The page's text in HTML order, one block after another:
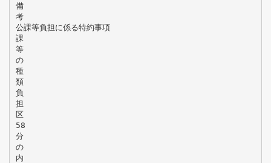
備
考
公課等負担に係る特約事項
課
等
の
種
類
負
担
区
58
分
の
内